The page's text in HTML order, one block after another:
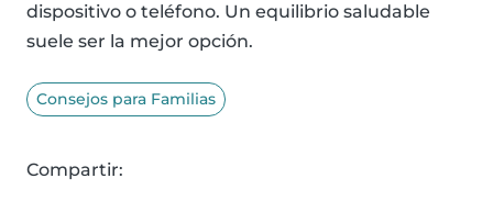
dispositivo o teléfono. Un equilibrio saludable
suele ser la mejor opción.
Consejos para Familias
Compartir: